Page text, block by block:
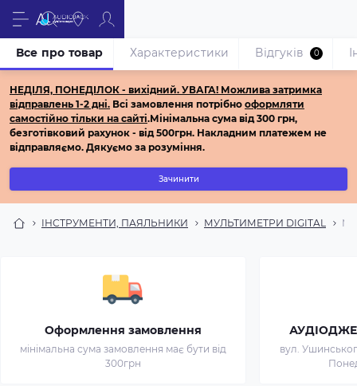
НЕДІЛЯ, ПОНЕДІЛОК - вихідний. УВАГА! Можлива затримка
відправлень 1-2 дні. Всі замовлення потрібно оформляти
самостійно тільки на сайті.Мінімальна сума від 300 грн,
безготівковий рахунок - від 500грн. Накладним платежем не
відправляємо. Дякуємо за розуміння.
Зачинити
ІНСТРУМЕНТИ, ПАЯЛЬНИКИ МУЛЬТИМЕТРИ DIGITAL
Оформлення замовлення
мінімальна сума замовлення має бути від
300грн
вул.
Все про товар Характеристики Відгуків 0